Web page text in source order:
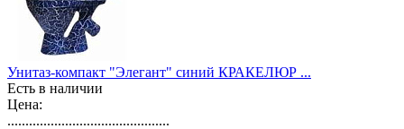
Унитаз-компакт "Элегант" синий КРАКЕЛЮР ...
Есть в наличии
Цена:
.............................................